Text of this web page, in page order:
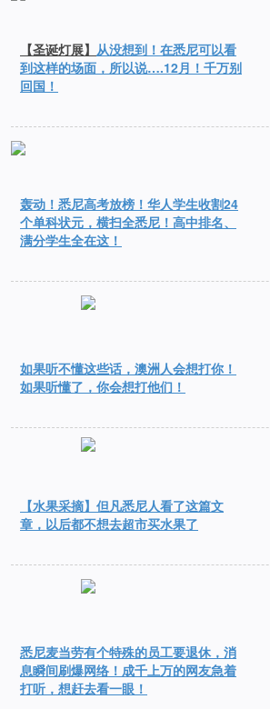
【圣诞灯展】 从没想到！在悉尼可以看
到这样的场面，所以说….12月！千万别
回国！
轰动！悉尼高考放榜！华人学生收割24
个单科状元，横扫全悉尼！高中排名、
满分学生全在这！
如果听不懂这些话，澳洲人会想打你！
如果听懂了，你会想打他们！
【水果采摘】但凡悉尼人看了这篇文
章，以后都不想去超市买水果了
悉尼麦当劳有个特殊的员工要退休，消
息瞬间刷爆网络！成千上万的网友急着
打听，想赶去看一眼！